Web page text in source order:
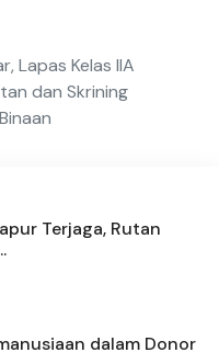
Lapas Kelas IIA
dan Skrining
Terjaga, Rutan
dalam Donor